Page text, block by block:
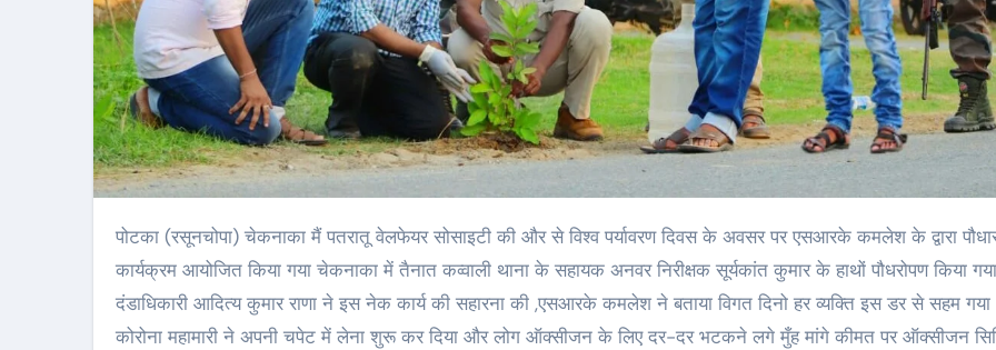
पोटका (रसूनचोपा) चेकनाका मैं पतरातू वेलफेयर सोसाइटी की और से विश्व पर्यावरण दिवस के अवसर पर एसआरके कमलेश के द्वारा पौधारोपण
कार्यक्रम आयोजित किया गया चेकनाका में तैनात कव्वाली थाना के सहायक अनवर निरीक्षक सूर्यकांत कुमार के हाथों पौधरोपण किया
दंडाधिकारी आदित्य कुमार राणा ने इस नेक कार्य की सहारना की ,एसआरके कमलेश ने बताया विगत दिनो हर व्यक्ति इस डर से सहम
कोरोना महामारी ने अपनी चपेट में लेना शुरू कर दिया और लोग ऑक्सीजन के लिए दर-दर भटकने लगे मुँह मांगे कीमत पर ऑक्सीजन